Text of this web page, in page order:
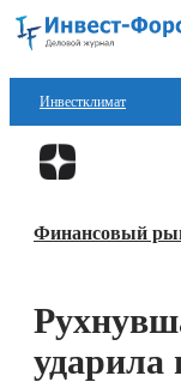
Инвестклимат
Финансы
Блокчейн
Технологии
Финансовый
ударила